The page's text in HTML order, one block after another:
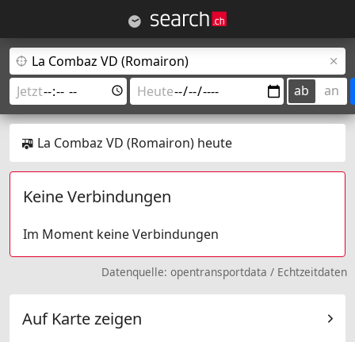
ab an
La Combaz VD (Romairon) heute
Keine Verbindungen
Im Moment keine Verbindungen
Datenquelle:opentransportdata / Echtzeitdaten
Auf Karte zeigen